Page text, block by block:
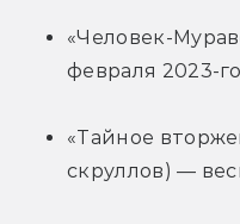
«Человек-
февраля 2023-
«Тайное
скруллов) —